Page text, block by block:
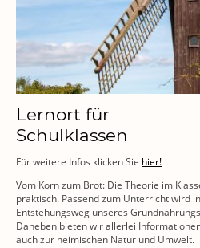
Lernort für
Schulklassen
Für weitere Infos klicken Sie hier!
Vom Korn zum Brot: Die Theorie im
praktisch. Passend zum Unterricht wird
Entstehungsweg unseres
Daneben bieten wir allerlei
auch zur heimischen Natur und Umwelt.